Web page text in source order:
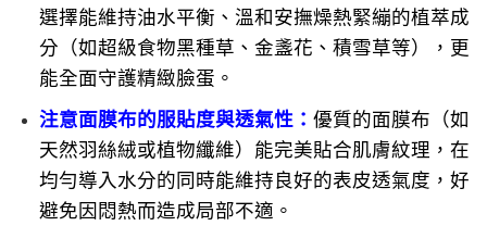
選擇能維持油水平衡、溫和安撫燥熱緊繃的植萃成
分（如超級食物黑種草、金盞花、積雪草等），更
能全面守護精緻臉蛋。
注意面膜布的服貼度與透氣性 ： 優質的面膜布（如
天然羽絲絨或植物纖維）能完美貼合肌膚紋理，在
均勻導入水分的同時能維持良好的表皮透氣度，好
避免因悶熱而造成局部不適。